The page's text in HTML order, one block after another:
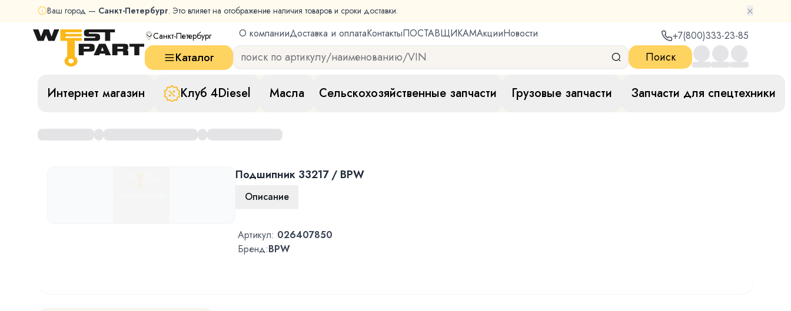
Ваш город — Санкт-Петербург. Это влияет на отображение наличия товаров и сроки доставки. ×
Санкт-Петербург О компанииДоставка и оплатаКонтактыПОСТАВЩИКАМАкцииНовости +7(800)333-23-85
Каталог Поиск
Интернет магазин Клуб 4Diesel Масла Сельскохозяйственные запчасти Грузовые запчасти Запчасти для спецтехники
Подшипник 33217 / BPW
Описание
Артикул: 026407850
Бренд:BPW